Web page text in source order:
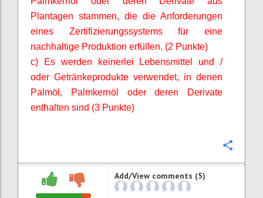
Plantagen stammen, die die Anforderungen
eines Zertifizierungssystems für eine
nachhaltige Produktion erfüllen. (2 Punkte)
c) Es werden keinerlei Lebensmittel und /
oder Getränkeprodukte verwendet, in denen
Palmöl,
Palmkernöl
oder deren Derivate
enthalten sind (3 Punkte)
Add/View comments (5)